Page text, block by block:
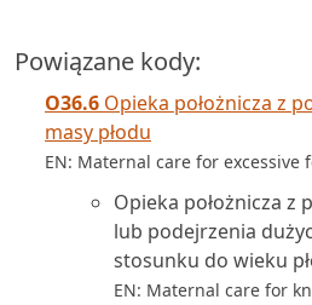
Powiązane kody:
O36.6 Opieka położnicza z
masy płodu
EN: Maternal care for excessive
Opieka położnicza z
lub podejrzenia
stosunku do wieku
EN: Maternal care for